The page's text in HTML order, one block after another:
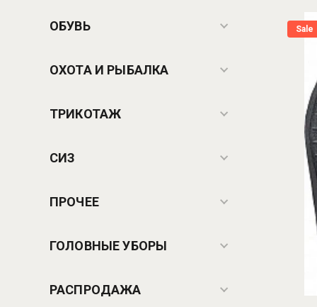
ОБУВЬ
ОХОТА И РЫБАЛКА
ТРИКОТАЖ
СИЗ
ПРОЧЕЕ
ГОЛОВНЫЕ УБОРЫ
РАСПРОДАЖА
Sale